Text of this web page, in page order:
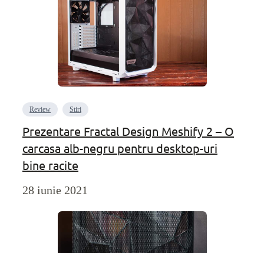
Review Stiri
Prezentare Fractal Design Meshify 2 – O
carcasa alb-negru pentru desktop-uri
bine racite
28 iunie 2021